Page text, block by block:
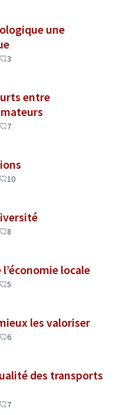
une
3
entre
7
10
8
locale
5
les valoriser
6
des transports
7